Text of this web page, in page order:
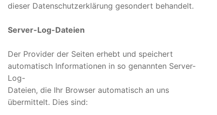
dieser Datenschutzerklärung gesondert behandelt.
Server-Log-Dateien
Der Provider der Seiten erhebt und speichert
automatisch Informationen in so genannten Server-
Log-
Dateien, die Ihr Browser automatisch an uns
übermittelt. Dies sind: